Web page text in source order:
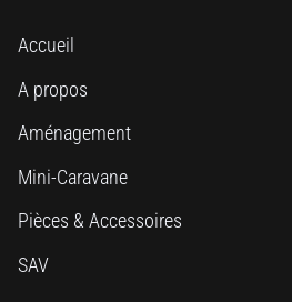
Accueil
A propos
Aménagement
Mini-Caravane
Pièces & Accessoires
SAV